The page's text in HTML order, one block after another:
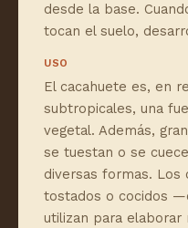
desde la base.
tocan el suelo,
USO
El cacahuete es, en
subtropicales, una
vegetal. Además,
se tuestan o se
diversas formas. Los
tostados o cocidos
utilizan para